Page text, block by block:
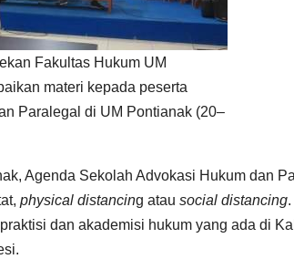
Fakultas Hukum UM
materi kepada peserta
Paralegal di UM Pontianak (20–
Agenda Sekolah Advokasi Hukum dan
physical distancing atau social distancing
dan akademisi hukum yang ada di